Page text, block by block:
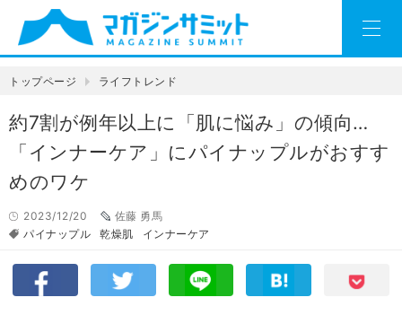
トップページ ライフトレンド
約7割が例年以上に「肌に悩み」の傾向…
「インナーケア」にパイナップルがおすす
めのワケ
2023/12/20
佐藤 勇馬
パイナップル
乾燥肌 インナーケア